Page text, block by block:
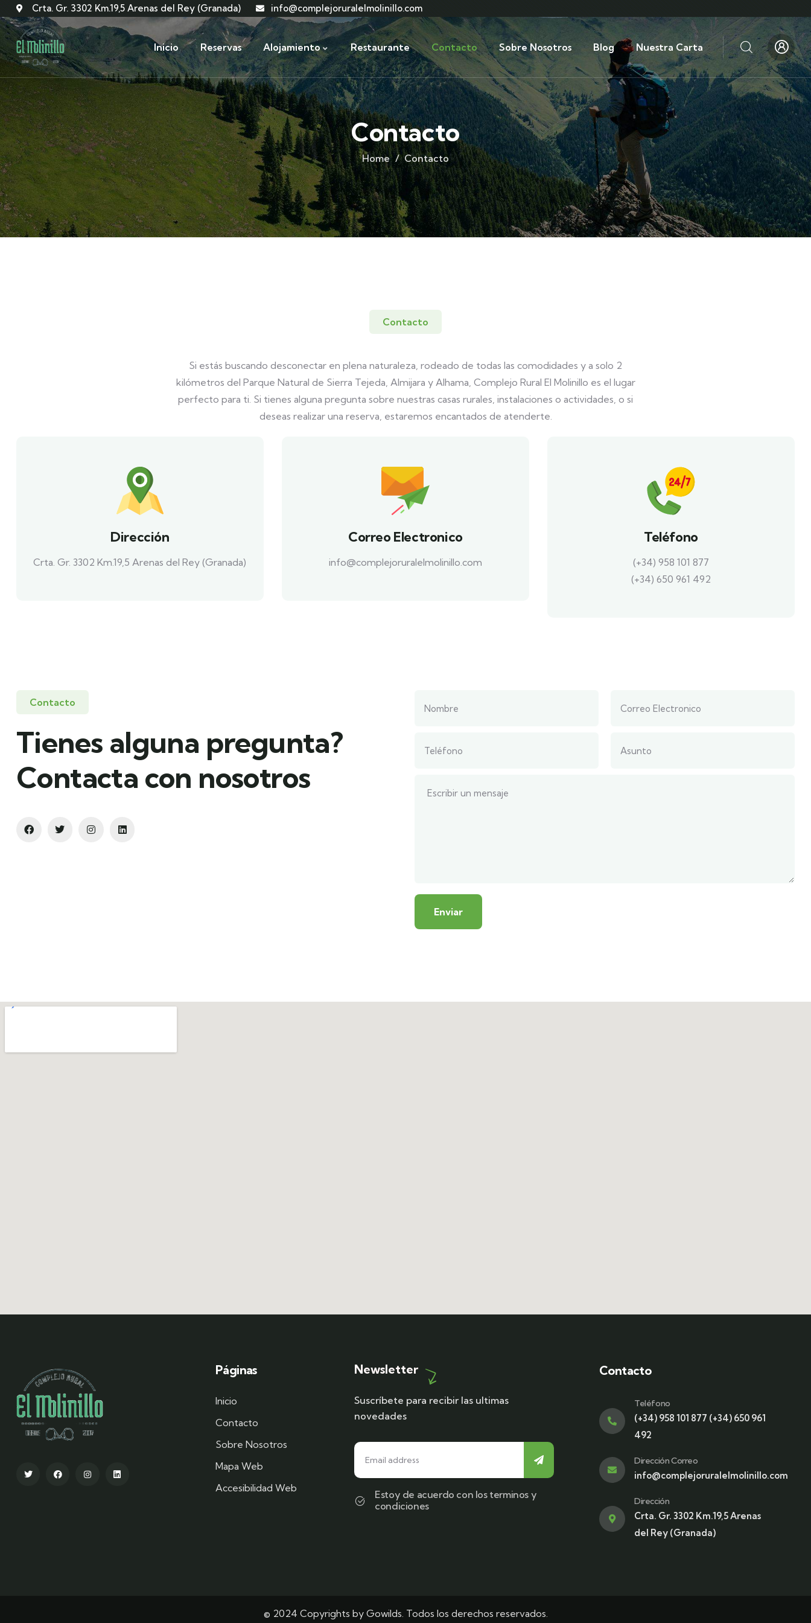
Crta. Gr. 3302 Km.19,5 Arenas del Rey (Granada) info@complejoruralelmolinillo.com
Inicio Reservas Alojamiento Restaurante Contacto Sobre Nosotros Blog Nuestra Carta
Contacto
Home Contacto
Contacto
Si estás buscando desconectar en plena naturaleza, rodeado de todas las comodidades y a solo 2
kilómetros del Parque Natural de Sierra Tejeda, Almijara y Alhama, Complejo Rural El Molinillo es el lugar
perfecto para ti. Si tienes alguna pregunta sobre nuestras casas rurales, instalaciones o actividades, o si
deseas realizar una reserva, estaremos encantados de atenderte.
Dirección
Crta. Gr. 3302 Km.19,5 Arenas del Rey (Granada)
Correo Electronico
info@complejoruralelmolinillo.com
Teléfono
(+34) 958 101 877
(+34) 650 961 492
Contacto
Tienes alguna pregunta?
Contacta con nosotros
Páginas
Inicio
Contacto
Sobre Nosotros
Mapa Web
Accesibilidad Web
Newsletter
Suscríbete para recibir las ultimas
novedades
Estoy de acuerdo con los terminos y
condiciones
Contacto
Teléfono
(+34) 958 101 877 (+34) 650 961
492
Dirección Correo
info@complejoruralelmolinillo.com
Dirección
Crta. Gr. 3302 Km.19,5 Arenas
del Rey (Granada)
© 2024 Copyrights by Gowilds. Todos los derechos reservados.